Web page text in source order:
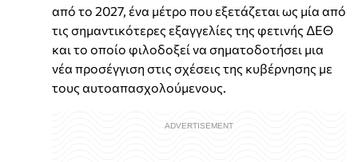
από το 2027, ένα μέτρο που εξετάζεται ως μία από
τις σημαντικότερες εξαγγελίες της φετινής ΔΕΘ
και το οποίο φιλοδοξεί να σηματοδοτήσει μια
νέα προσέγγιση στις σχέσεις της κυβέρνησης με
τους αυτοαπασχολούμενους.